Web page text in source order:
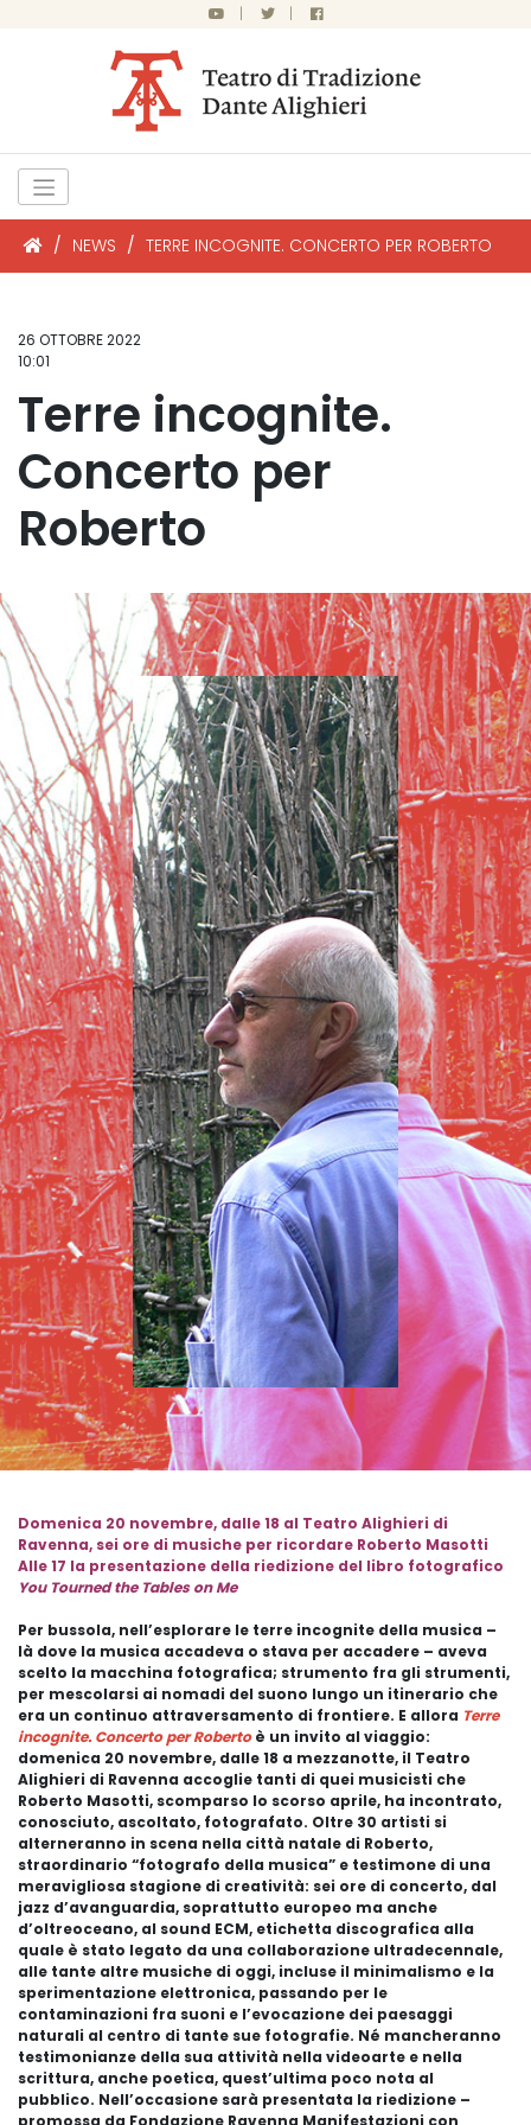
| |
/ NEWS / TERRE INCOGNITE. CONCERTO PER ROBERTO
26 OTTOBRE 2022
10:01
Terre incognite.
Concerto per
Roberto
Domenica 20 novembre, dalle 18 al Teatro Alighieri di
Ravenna, sei ore di musiche per ricordare Roberto Masotti
Alle 17 la presentazione della riedizione del libro fotografico
You Tourned the Tables on Me
Per bussola, nell’esplorare le terre incognite della musica –
là dove la musica accadeva o stava per accadere – aveva
scelto la macchina fotografica; strumento fra gli strumenti,
per mescolarsi ai nomadi del suono lungo un itinerario che
era un continuo attraversamento di frontiere. E allora Terre
incognite. Concerto per Robertoè un invito al viaggio:
domenica 20 novembre, dalle 18 a mezzanotte, il Teatro
Alighieri di Ravenna accoglie tanti di quei musicisti che
Roberto Masotti, scomparso lo scorso aprile, ha incontrato,
conosciuto, ascoltato, fotografato. Oltre 30 artisti si
alterneranno in scena nella città natale di Roberto,
straordinario “fotografo della musica” e testimone di una
meravigliosa stagione di creatività: sei ore di concerto, dal
jazz d’avanguardia, soprattutto europeo ma anche
d’oltreoceano, al sound ECM, etichetta discografica alla
quale è stato legato da una collaborazione ultradecennale,
alle tante altre musiche di oggi, incluse il minimalismo e la
sperimentazione elettronica, passando per le
contaminazioni fra suoni e l’evocazione dei paesaggi
naturali al centro di tante sue fotografie. Né mancheranno
testimonianze della sua attività nella videoarte e nella
scrittura, anche poetica, quest’ultima poco nota al
pubblico. Nell’occasione sarà presentata la riedizione –
promossa da Fondazione Ravenna Manifestazioni con